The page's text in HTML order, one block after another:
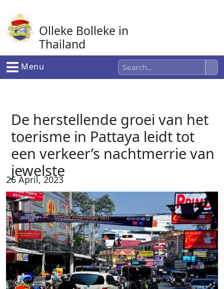
naar
de
inhoud
Olleke Bolleke in
Thailand
In Thailand
Menu
De herstellende groei van het
toerisme in Pattaya leidt tot
een verkeer’s nachtmerrie van
jewelste
26 April, 2023